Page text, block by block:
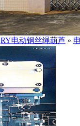
RY电动钢丝绳葫芦 »